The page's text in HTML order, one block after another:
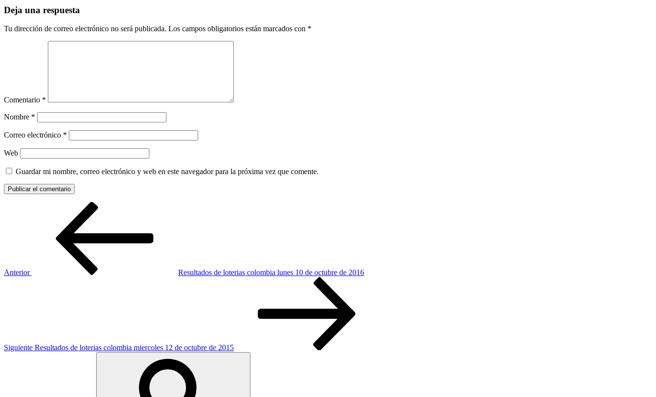
Deja una respuesta
Tu dirección de correo electrónico no será publicada. Los campos obligatorios están marcados con *
Comentario *
Nombre *
Correo electrónico *
Web
Guardar mi nombre, correo electrónico y web en este navegador para la próxima vez que comente.
Anterior
Resultados de loterias colombia lunes 10 de octubre de 2016
Siguiente Resultados de loterias colombia miercoles 12 de octubre de 2015